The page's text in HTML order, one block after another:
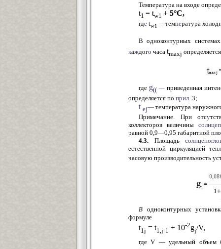
Температура на входе
t1 = tw1 + 5°С,
где tw1 —температура
В одноконтурных
каждого часа tmaxj
где g(( — приведенная
определяется по прил. 3;
t ej— температура
Примечание. При отсу
коллекторов величины
равной 0,9—0,95 габаритной
4.3. Площадь
естественной циркуляцией
часовую производительность
В одноконтурных
формуле
t1j = t1,j-1 + 10-2gj/
где V — удельный объем